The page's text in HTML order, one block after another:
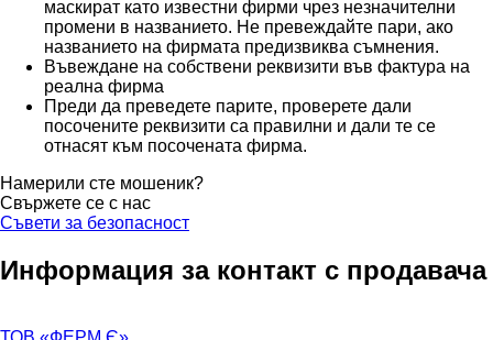
маскират като известни фирми чрез незначителни
промени в названието. Не превеждайте пари, ако
названието на фирмата предизвиква съмнения.
Въвеждане на собствени реквизити във фактура на
реална фирма
Преди да преведете парите, проверете дали
посочените реквизити са правилни и дали те се
отнасят към посочената фирма.
Намерили сте мошеник?
Свържете се с нас
Съвети за безопасност
Информация за контакт с продавача